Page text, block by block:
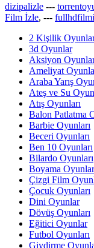
dizipalizle ---
Film İzle, ---
2 Kişilik
3d Oyunlar
Aksiyon
Ameliyat
Araba Yarış
Ateş ve Su
Atış Oyunları
Balon Patlatma
Barbie Oyunları
Beceri Oyunları
Ben 10 Oyunları
Bilardo Oyunları
Boyama
Çizgi Film
Çocuk Oyunları
Dini Oyunlar
Dövüş Oyunları
Eğitici Oyunlar
Futbol Oyunları
Giydirme